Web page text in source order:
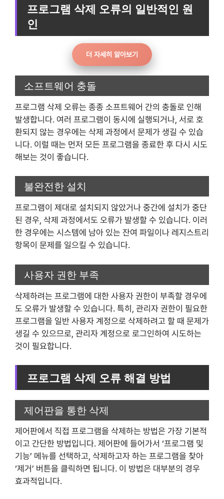
프로그램 삭제 오류의 일반적인 원
인
더 자세히 알아보기
소프트웨어 충돌
프로그램 삭제 오류는 종종 소프트웨어 간의 충돌로 인해
발생합니다. 여러 프로그램이 동시에 실행되거나, 서로 호
환되지 않는 경우에는 삭제 과정에서 문제가 생길 수 있습
니다. 이럴 때는 먼저 모든 프로그램을 종료한 후 다시 시도
해보는 것이 좋습니다.
불완전한 설치
프로그램이 제대로 설치되지 않았거나 중간에 설치가 중단
된 경우, 삭제 과정에서도 오류가 발생할 수 있습니다. 이러
한 경우에는 시스템에 남아 있는 잔여 파일이나 레지스트리
항목이 문제를 일으킬 수 있습니다.
사용자 권한 부족
삭제하려는 프로그램에 대한 사용자 권한이 부족할 경우에
도 오류가 발생할 수 있습니다. 특히, 관리자 권한이 필요한
프로그램을 일반 사용자 계정으로 삭제하려고 할 때 문제가
생길 수 있으므로, 관리자 계정으로 로그인하여 시도하는
것이 필요합니다.
프로그램 삭제 오류 해결 방법
제어판을 통한 삭제
제어판에서 직접 프로그램을 삭제하는 방법은 가장 기본적
이고 간단한 방법입니다. 제어판에 들어가서 ‘프로그램 및
기능’ 메뉴를 선택하고, 삭제하고자 하는 프로그램을 찾아
‘제거’ 버튼을 클릭하면 됩니다. 이 방법은 대부분의 경우
효과적입니다.